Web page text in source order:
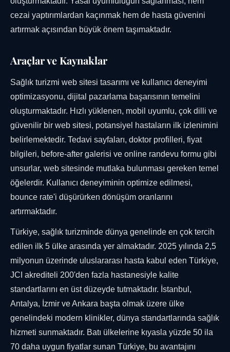
cezai yaptırımlardan kaçınmak hem de hasta güvenini
artırmak açısından büyük önem taşımaktadır.
Araçlar ve Kaynaklar
Sağlık turizmi web sitesi tasarımı ve kullanıcı deneyimi
optimizasyonu, dijital pazarlama başarısının temelini
oluşturmaktadır. Hızlı yüklenen, mobil uyumlu, çok dilli ve
güvenilir bir web sitesi, potansiyel hastaların ilk izlenimini
belirlemektedir. Tedavi sayfaları, doktor profilleri, fiyat
bilgileri, before-after galerisi ve online randevu formu gibi
unsurlar, web sitesinde mutlaka bulunması gereken temel
öğelerdir. Kullanıcı deneyiminin optimize edilmesi,
bounce rate'i düşürürken dönüşüm oranlarını
artırmaktadır.
Türkiye, sağlık turizminde dünya genelinde en çok tercih
edilen ilk 5 ülke arasında yer almaktadır. 2025 yılında 2,5
milyonun üzerinde uluslararası hasta kabul eden Türkiye,
JCI akrediteli 200'den fazla hastanesiyle kalite
standartlarını en üst düzeyde tutmaktadır. İstanbul,
Antalya, İzmir ve Ankara başta olmak üzere ülke
genelindeki modern klinikler, dünya standartlarında sağlık
hizmeti sunmaktadır. Batı ülkelerine kıyasla yüzde 50 ila
70 daha uygun fiyatlar sunan Türkiye, bu avantajını